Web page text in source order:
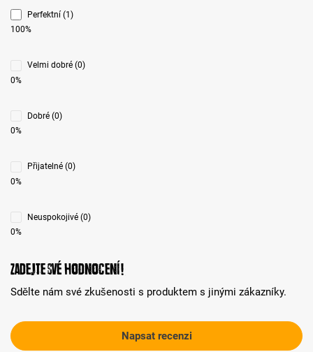
Perfektní (1)
100%
Velmi dobré (0)
0%
Dobré (0)
0%
Přijatelné (0)
0%
Neuspokojivé (0)
0%
Zadejte své hodnocení!
Sdělte nám své zkušenosti s produktem s jinými zákazníky.
Napsat recenzi